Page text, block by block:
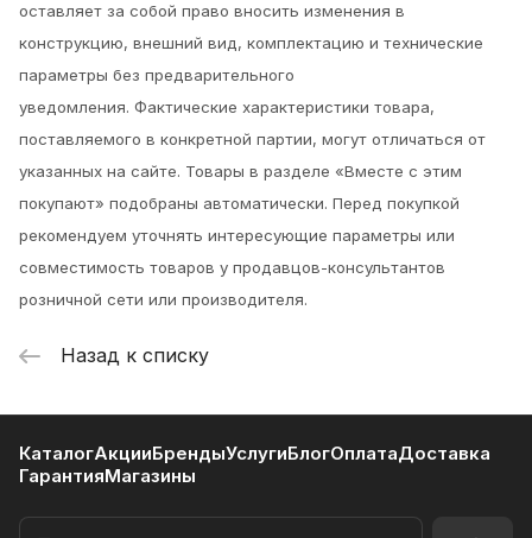
оставляет за собой право вносить изменения в
конструкцию, внешний вид, комплектацию и технические
параметры без предварительного
уведомления. Фактические характеристики товара,
поставляемого в конкретной партии, могут отличаться от
указанных на сайте. Товары в разделе «Вместе с этим
покупают» подобраны автоматически. Перед покупкой
рекомендуем уточнять интересующие параметры или
совместимость товаров у продавцов-консультантов
розничной сети или производителя.
Назад к списку
КаталогАкцииБрендыУслугиБлогОплатаДоставка
ГарантияМагазины